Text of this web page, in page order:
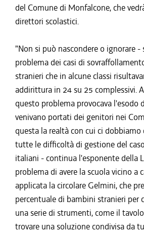
del Comune di Monfalcone, che
direttori scolastici.
"Non si può nascondere o ignorare -
problema dei casi di
stranieri che in alcune classi
addirittura in 24 su 25 complessivi.
questo problema provocava l'esodo
venivano portati dei genitori nei
questa la realtà con cui ci dobbiamo
tutte le difficoltà di gestione del
italiani - continua l'esponente della
problema di avere la scuola vicino a
applicata la circolare Gelmini, che
percentuale di bambini stranieri per
una serie di strumenti, come il
trovare una soluzione condivisa da